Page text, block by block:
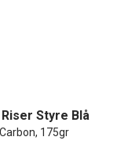
Styre Blå
175gr